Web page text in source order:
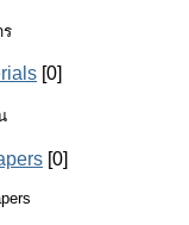
[0]
[0]